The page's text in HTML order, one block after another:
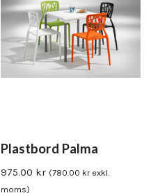
Plastbord Palma
975.00 kr (780.00 krexkl.
moms)